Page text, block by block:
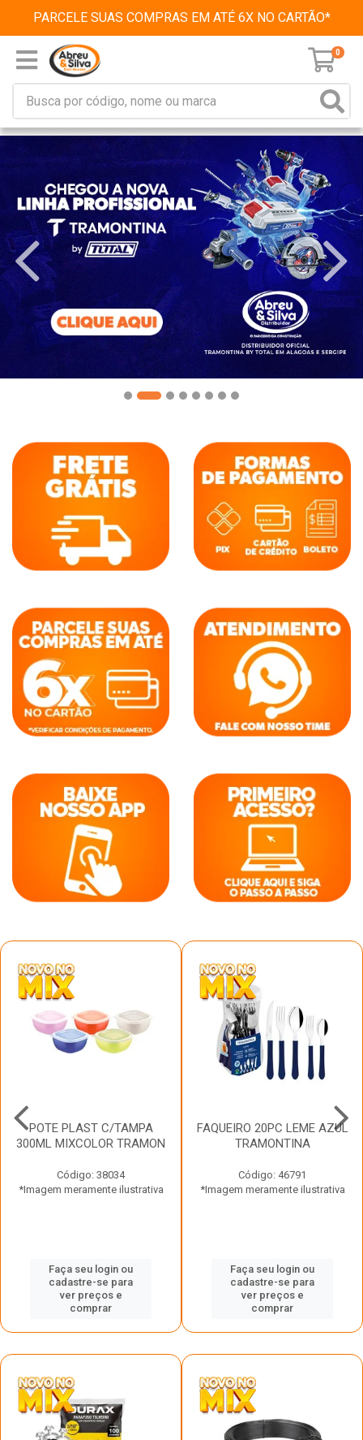
PARCELE SUAS COMPRAS EM ATÉ 6X NO CARTÃO*
0
POTE PLAST C/TAMPA
300ML MIXCOLOR TRAMON
Código: 38034
*Imagem meramente ilustrativa
Faça seu login ou
cadastre-se para
ver preços e
comprar
FAQUEIRO 20PC LEME AZUL
TRAMONTINA
Código: 46791
*Imagem meramente ilustrativa
Faça seu login ou
cadastre-se para
ver preços e
comprar